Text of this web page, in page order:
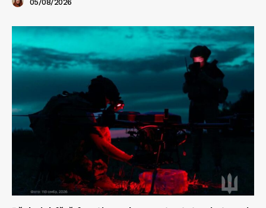
05/08/2026